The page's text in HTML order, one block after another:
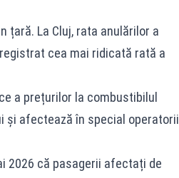
țară. La Cluj, rata anulărilor a
cea mai ridicată rată a
a prețurilor la combustibilul
și afectează în special operatorii
2026 că pasagerii afectați de